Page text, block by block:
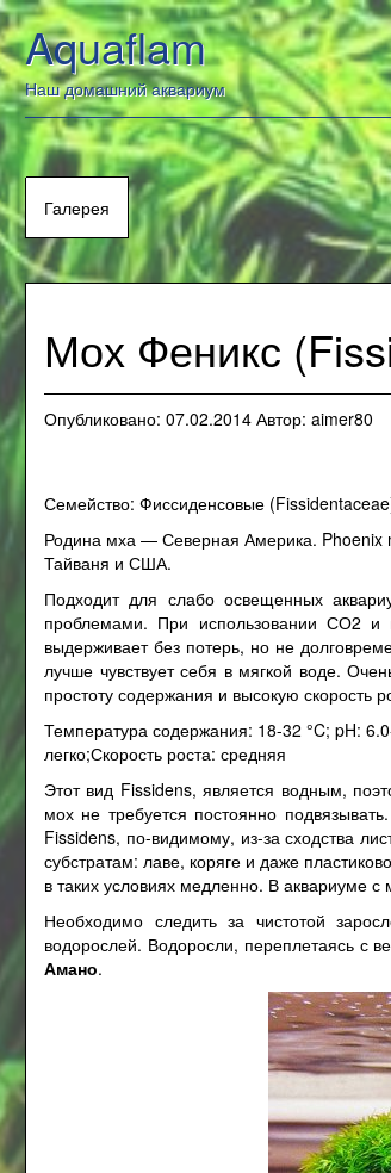
Перейти
к
содержанию
Aquaflam
Наш домашний аквариум
Галерея
Мох Феникс
Опубликовано: 07.02.2014 Автор: aimer80
Семейство: Фиссиденсовые
Родина мха — Северная Америка. Phoenix
Тайваня и США.
Подходит для слабо освещенных
проблемами. При использовании СО2 и
выдерживает без потерь, но не
лучше чувствует себя в мягкой воде.
простоту содержания и высокую скорость
Температура содержания: 18-32 °C; pH:
легко;Скорость роста: средняя
Этот вид Fissidens, является водным,
мох не требуется постоянно
Fissidens, по-видимому, из-за сходства
субстратам: лаве, коряге и даже
в таких условиях медленно. В аквариуме
Необходимо следить за чистотой
водорослей. Водоросли, переплетаясь с
Амано.